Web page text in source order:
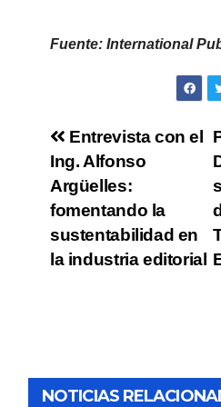
Fuente: International
Entrevista con el
Ing. Alfonso
Argüelles:
fomentando la
sustentabilidad en
la industria editorial
NOTICIAS